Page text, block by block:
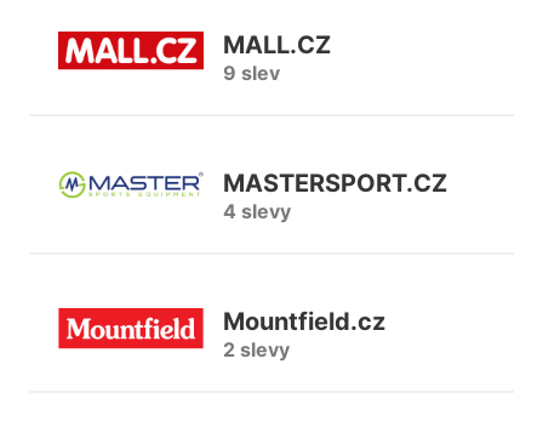
MALL.CZ
9 slev
MASTERSPORT.CZ
4 slevy
Mountfield.cz
2 slevy